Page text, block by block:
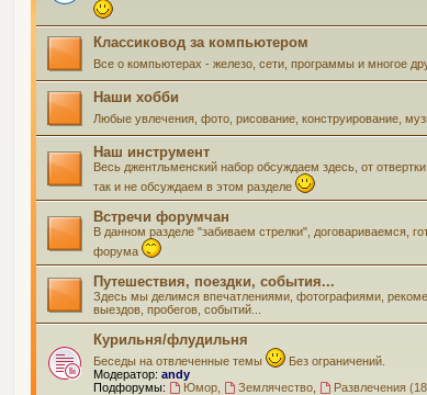
Классиковод за компьютером
Все о компьютерах - железо, сети, программы и многое
Наши хобби
Любые увлечения, фото, рисование, конструирование,
Наш инструмент
Весь джентльменский набор обсуждаем здесь, от
так и не обсуждаем в этом разделе
Встречи форумчан
В данном разделе "забиваем стрелки", договариваемся,
форума
Путешествия, поездки, события...
Здесь мы делимся впечатлениями, фотографиями,
выездов, пробегов, событий...
Курильня/флудильня
Беседы на отвлеченные темы
Без ограничений.
Модератор: andy
Подфорумы:
Юмор, Землячество, Развлечения